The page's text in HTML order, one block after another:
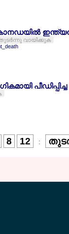
ഇന്ത്യന്‍
വായിക്കുക
8 12 :